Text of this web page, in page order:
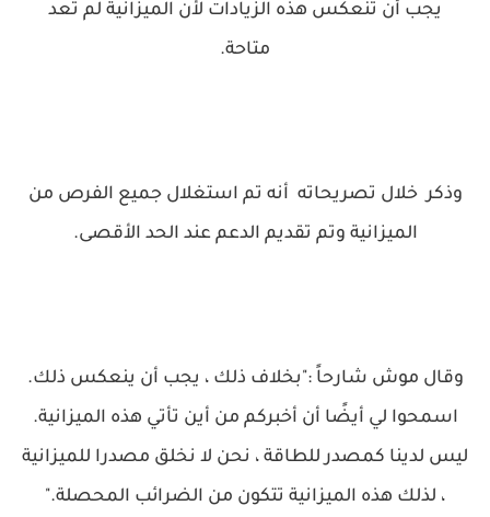
يجب أن تنعكس هذه الزيادات لأن الميزانية لم تعد
متاحة.
وذكر خلال تصريحاته أنه تم استغلال جميع الفرص من
الميزانية وتم تقديم الدعم عند الحد الأقصى.
وقال موش شارحاً :"بخلاف ذلك ، يجب أن ينعكس ذلك.
اسمحوا لي أيضًا أن أخبركم من أين تأتي هذه الميزانية.
ليس لدينا كمصدر للطاقة ، نحن لا نخلق مصدرا للميزانية
، لذلك هذه الميزانية تتكون من الضرائب المحصلة."